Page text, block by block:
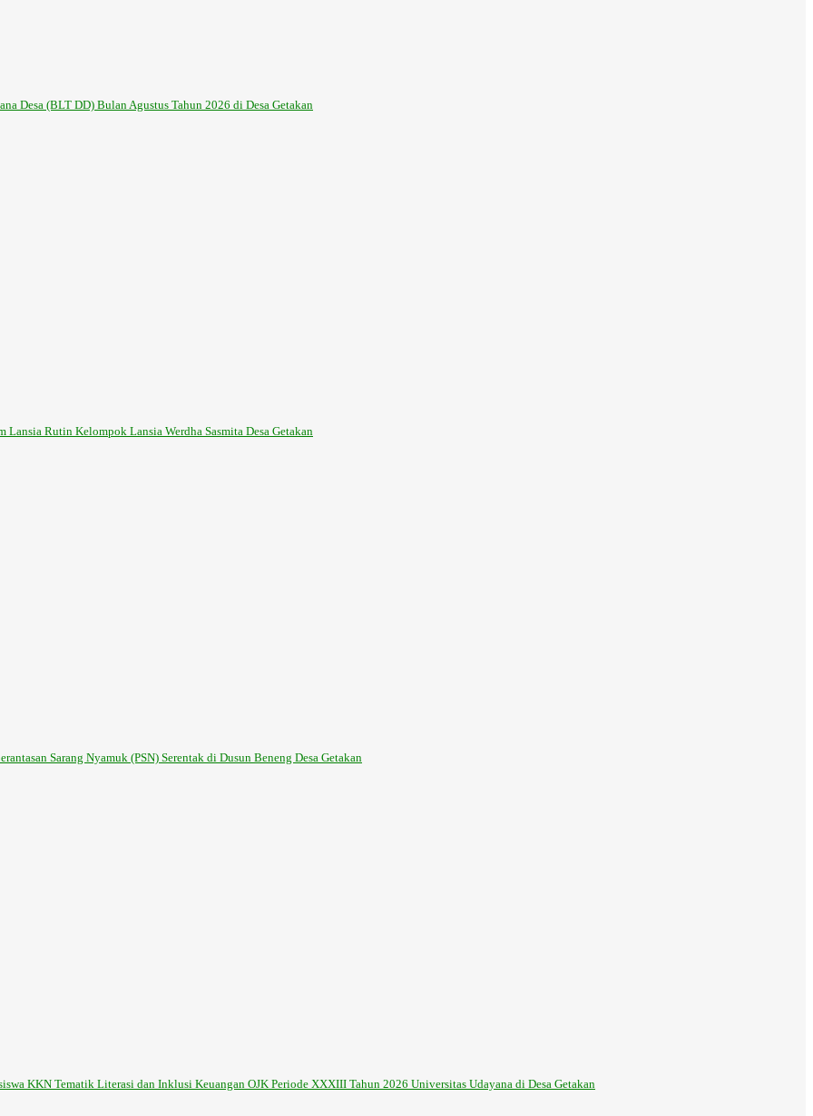
Desa (BLT DD) Bulan Agustus Tahun 2026 di Desa Getakan
Lansia Rutin Kelompok Lansia Werdha Sasmita Desa Getakan
Sarang Nyamuk (PSN) Serentak di Dusun Beneng Desa Getakan
KKN Tematik Literasi dan Inklusi Keuangan OJK Periode XXXIII Tahun 2026 Universitas Udayana di Desa Getakan